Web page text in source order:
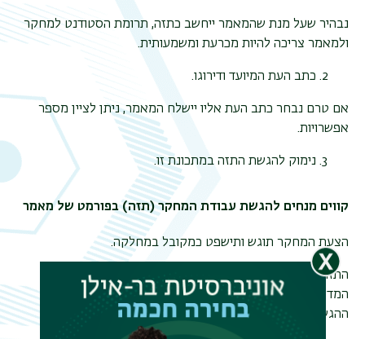
נבהיר שעל מנת שהמאמר ייחשב כתזה, תרומת הסטודנט למחקר
ולמאמר צריכה להיות מכרעת ומשמעותית.
כתב העת המיועד ודירוגו.
אם טרם נבחר כתב העת אליו יישלח המאמר, ניתן לציין מספר
אפשרויות.
נימוק להגשת התזה במתכונת זו.
קווים מנחים להגשת עבודת המחקר (תזה) בפורמט של מאמר
הצעת המחקר תוגש ותישפט כמקובל במחלקה.
התזה תכלול מאמר שהוגש לפרסום בכתב עת
המדורג
אוB
,
Q1אוQ2(יש להוסיף אישור מכתב העת על
ההגשה).